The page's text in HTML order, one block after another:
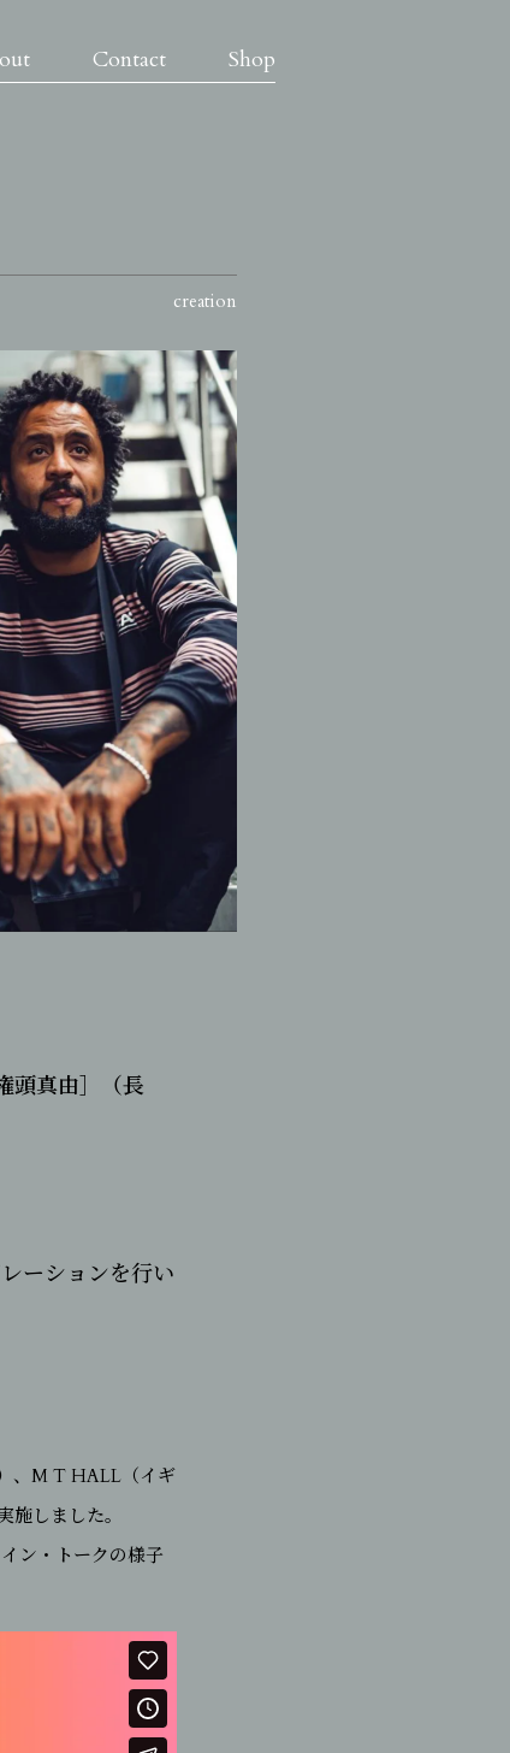
Contact Shop
creation
頭真由］（長
ーションを行い
、M T HALL（イギ
しました。
ン・トークの様子